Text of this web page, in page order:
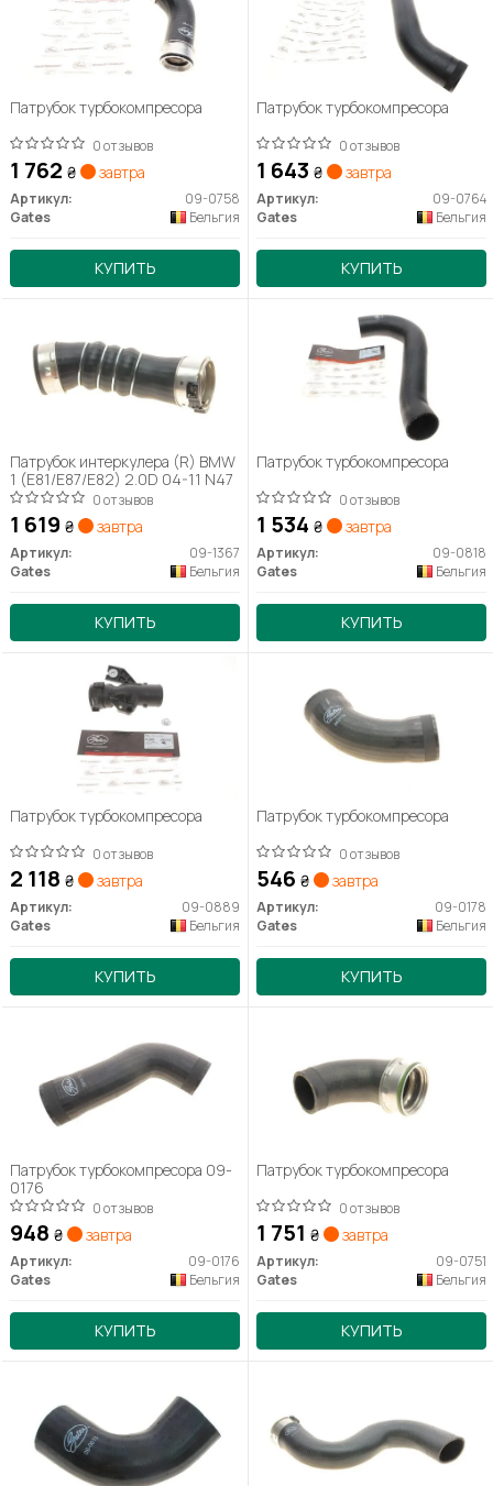
Патрубок турбокомпресора
0 отзывов
1 762 ₴ завтра
Артикул:
09-0758
Gates
Бельгия
КУПИТЬ
Патрубок турбокомпресора
0 отзывов
1 643 ₴ завтра
Артикул:
09-0764
Gates
Бельгия
КУПИТЬ
Патрубок интеркулера (R) BMW
1 (E81/E87/E82) 2.0D 04-11 N47
0 отзывов
1 619 ₴ завтра
Артикул:
09-1367
Gates
Бельгия
КУПИТЬ
Патрубок турбокомпресора
0 отзывов
1 534 ₴ завтра
Артикул:
09-0818
Gates
Бельгия
КУПИТЬ
Патрубок турбокомпресора
0 отзывов
2 118 ₴ завтра
Артикул:
09-0889
Gates
Бельгия
КУПИТЬ
Патрубок турбокомпресора
0 отзывов
546 ₴ завтра
Артикул:
09-0178
Gates
Бельгия
КУПИТЬ
Патрубок турбокомпресора 09-
0176
0 отзывов
948 ₴ завтра
Артикул:
09-0176
Gates
Бельгия
КУПИТЬ
Патрубок турбокомпресора
0 отзывов
1 751 ₴ завтра
Артикул:
09-0751
Gates
Бельгия
КУПИТЬ